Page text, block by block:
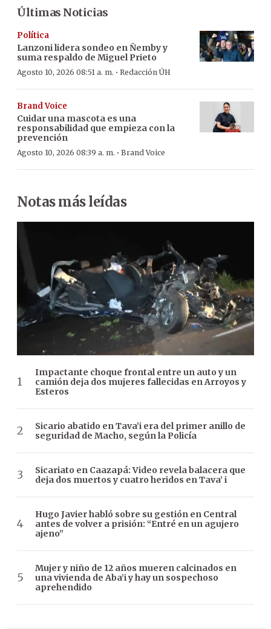
Últimas Noticias
Política
Lanzoni lidera sondeo en Ñemby y
suma respaldo de Miguel Prieto
Agosto 10, 2026 08:51 a. m. · Redacción ÚH
Brand Voice
Cuidar una mascota es una
responsabilidad que empieza con la
prevención
Agosto 10, 2026 08:39 a. m. · Brand Voice
Notas más leídas
Impactante choque frontal entre un auto y un
camión deja dos mujeres fallecidas en Arroyos y
Esteros
Sicario abatido en Tava’i era del primer anillo de
seguridad de Macho, según la Policía
Sicariato en Caazapá: Video revela balacera que
deja dos muertos y cuatro heridos en Tava’ i
Hugo Javier habló sobre su gestión en Central
antes de volver a prisión: “Entré en un agujero
ajeno”
Mujer y niño de 12 años mueren calcinados en
una vivienda de Aba’i y hay un sospechoso
aprehendido